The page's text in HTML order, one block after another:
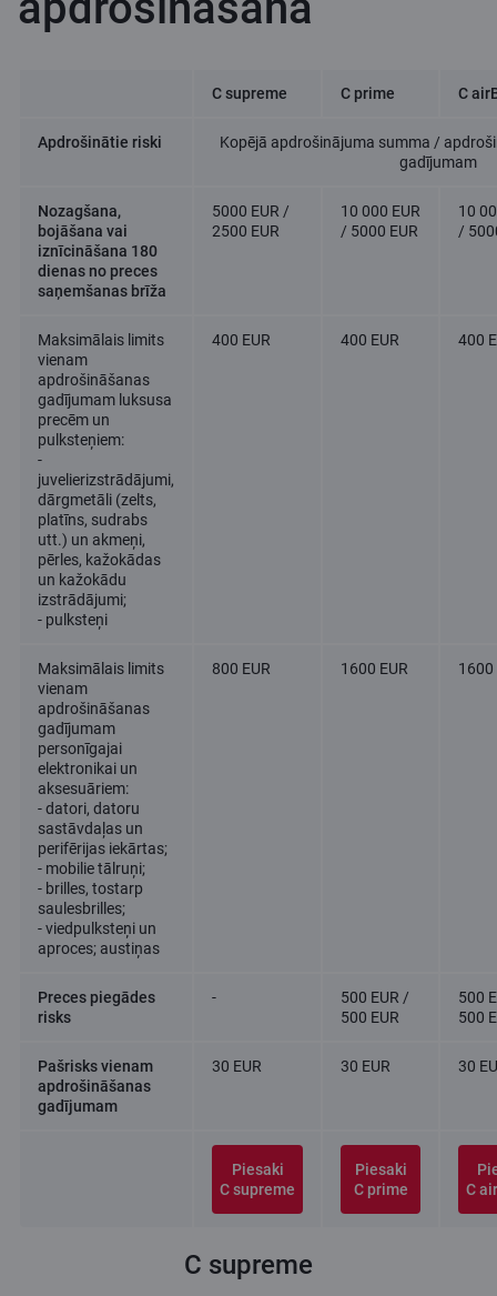
C supreme C prime C
Apdrošinātie riski
Kopējā apdrošinājuma summa /
gadījumam
Nozagšana,
bojāšana vai
iznīcināšana 180
dienas no preces
saņemšanas brīža
5000 EUR /
2500 EUR
10 000 EUR
/ 5000 EUR
10
/
Maksimālais limits
vienam
apdrošināšanas
gadījumam luksusa
precēm un
pulksteņiem:
-
juvelierizstrādājumi,
dārgmetāli (zelts,
platīns, sudrabs
utt.) un akmeņi,
pērles, kažokādas
un kažokādu
izstrādājumi;
- pulksteņi
400 EUR 400 EUR 400
Maksimālais limits
vienam
apdrošināšanas
gadījumam
personīgajai
elektronikai un
aksesuāriem:
- datori, datoru
sastāvdaļas un
perifērijas iekārtas;
- mobilie tālruņi;
- brilles, tostarp
saulesbrilles;
- viedpulksteņi un
aproces; austiņas
800 EUR 1600 EUR 1600
Preces piegādes
risks
-
500 EUR /
500 EUR
500
500
Pašrisks vienam
apdrošināšanas
gadījumam
30 EUR 30 EUR 30
Piesaki
C supreme
Piesaki
C prime
C
C supreme